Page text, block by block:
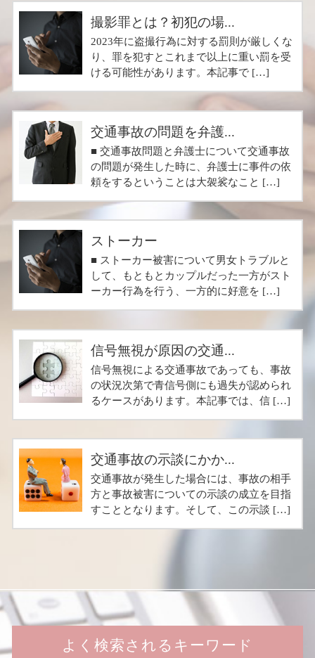
撮影罪とは？初犯の場...
2023年に盗撮行為に対する罰則が厳しくな
り、罪を犯すとこれまで以上に重い罰を受
ける可能性があります。本記事で […]
交通事故の問題を弁護...
■ 交通事故問題と弁護士について交通事故
の問題が発生した時に、弁護士に事件の依
頼をするということは大袈裟なこと […]
ストーカー
■ ストーカー被害について男女トラブルと
して、もともとカップルだった一方がスト
ーカー行為を行う、一方的に好意を […]
信号無視が原因の交通...
信号無視による交通事故であっても、事故
の状況次第で青信号側にも過失が認められ
るケースがあります。本記事では、信 […]
交通事故の示談にかか...
交通事故が発生した場合には、事故の相手
方と事故被害についての示談の成立を目指
すこととなります。そして、この示談 […]
よく検索されるキーワード